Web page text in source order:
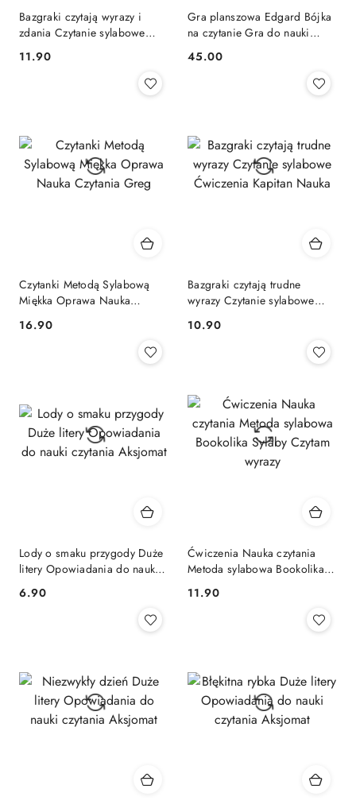
Bazgraki czytają wyrazy i
zdania Czytanie sylabowe
Cena:
11.90
Gra planszowa Edgard Bójka
na czytanie Gra do nauki
Cena:
45.00
Czytanki Metodą Sylabową
Miękka Oprawa Nauka
Cena:
16.90
Bazgraki czytają trudne
wyrazy Czytanie sylabowe
Cena:
10.90
Lody o smaku przygody Duże
litery Opowiadania do nauki
Cena:
6.90
Ćwiczenia Nauka czytania
Metoda sylabowa Bookolika
Cena:
11.90